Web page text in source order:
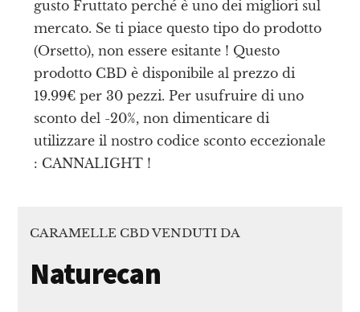
gusto Fruttato perché è uno dei migliori sul
mercato. Se ti piace questo tipo do prodotto
(Orsetto), non essere esitante ! Questo
prodotto CBD è disponibile al prezzo di
19.99€ per 30 pezzi. Per usufruire di uno
sconto del -20%, non dimenticare di
utilizzare il nostro codice sconto eccezionale
: CANNALIGHT !
CARAMELLE CBD VENDUTI DA
Naturecan